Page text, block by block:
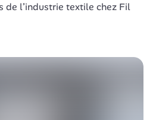
de l’industrie textile chez Fil